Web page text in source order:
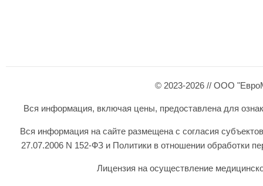
© 2023-2026 // ООО
Вся информация, включая цены, предоставлена для
Вся информация на сайте размещена с согласия
27.07.2006 N 152-ФЗ и Политики в отношении обработки
Лицензия на осуществление